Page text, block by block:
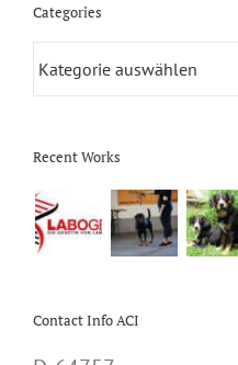
Categories
Categories
Recent Works
Contact Info ACI